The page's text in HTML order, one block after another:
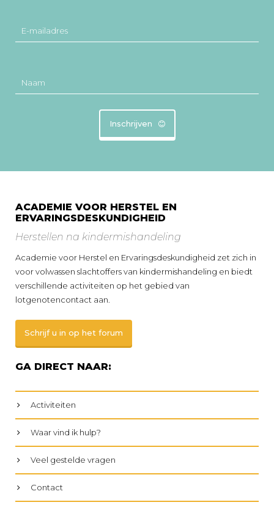
E-mailadres
Naam
Inschrijven
ACADEMIE VOOR HERSTEL EN
ERVARINGSDESKUNDIGHEID
Herstellen na kindermishandeling
Academie voor Herstel en Ervaringsdeskundigheid zet zich in
voor volwassen slachtoffers van kindermishandeling en biedt
verschillende activiteiten op het gebied van
lotgenotencontact aan.
Schrijf u in op het forum
GA DIRECT NAAR:
Activiteiten
Waar vind ik hulp?
Veel gestelde vragen
Contact